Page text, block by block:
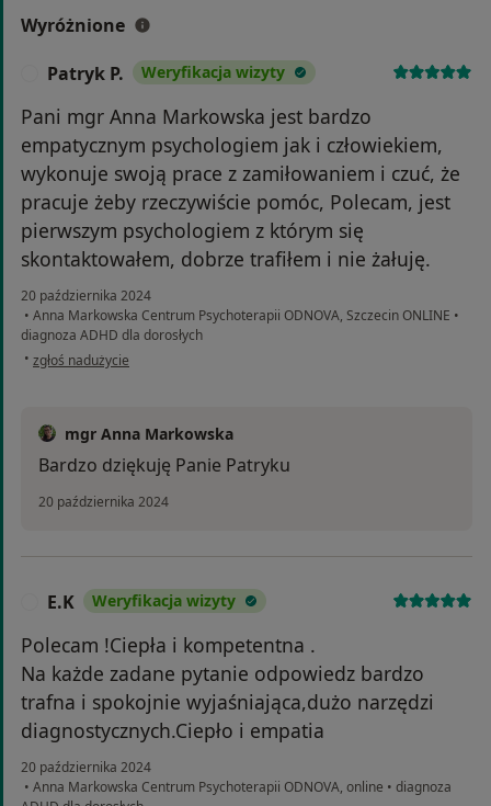
Wyróżnione
Patryk P. Weryfikacja wizyty
Pani mgr Anna Markowska jest bardzo
empatycznym psychologiem jak i człowiekiem,
wykonuje swoją prace z zamiłowaniem i czuć, że
pracuje żeby rzeczywiście pomóc, Polecam, jest
pierwszym psychologiem z którym się
skontaktowałem, dobrze trafiłem i nie żałuję.
20 października 2024
• Anna Markowska Centrum Psychoterapii ODNOVA, Szczecin ONLINE •
diagnoza ADHD dla dorosłych
• w opinii użytkownika Patryk P.
zgłoś nadużycie
mgr Anna Markowska
Bardzo dziękuję Panie Patryku
20 października 2024
E.K Weryfikacja wizyty
Polecam !Ciepła i kompetentna .
Na każde zadane pytanie odpowiedz bardzo
trafna i spokojnie wyjaśniająca,dużo narzędzi
diagnostycznych.Ciepło i empatia
20 października 2024
• Anna Markowska Centrum Psychoterapii ODNOVA, online • diagnoza